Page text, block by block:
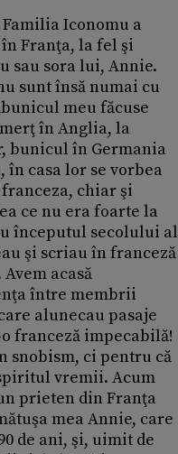
Iconomu a
Franţa, la fel şi
sau sora lui, Annie.
sunt însă numai cu
meu făcuse
în Anglia, la
bunicul în Germania
în casa lor se vorbea
chiar şi
ce nu era foarte la
începutul secolului al
şi scriau în franceză
acasă
între membrii
alunecau pasaje
franceză impecabilă!
snobism, ci pentru că
vremii. Acum
prieten din Franţa
mea Annie, care
de ani, şi, uimit de